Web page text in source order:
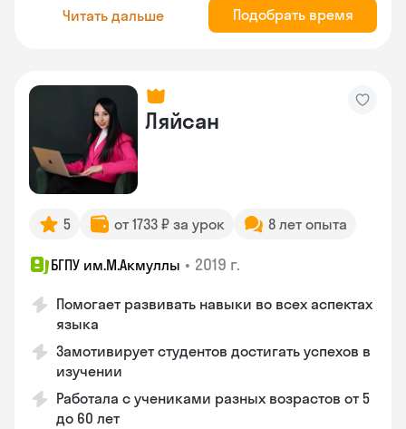
Читать дальше Подобрать время
Ляйсан
5 от 1733 ₽ за урок 8 лет опыта
БГПУ им.М.Акмуллы • 2019 г.
Помогает развивать навыки во всех аспектах
языка
Замотивирует студентов достигать успехов в
изучении
Работала с учениками разных возрастов от 5
до 60 лет